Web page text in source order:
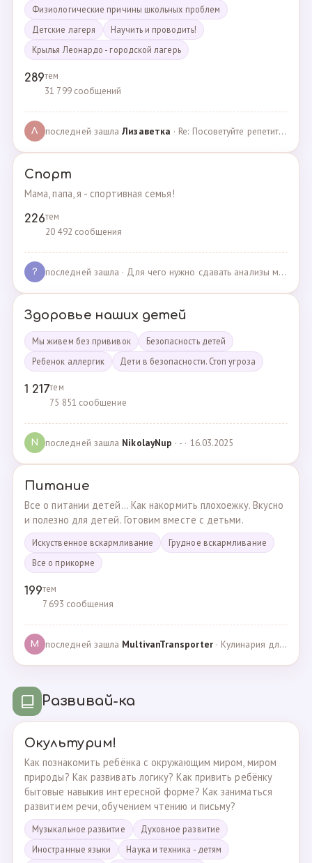
Физиологические причины школьных проблем
Детские лагеря
Научить и проводить!
Крылья Леонардо - городской лагерь
289тем
31 799 сообщений
Л последней зашлаЛизаветка · Re: Посоветуйте репетитора по английскому · 27.11.2024
Спорт
Мама, папа, я - спортивная семья!
226тем
20 492 сообщения
? последней зашла · Для чего нужно сдавать анализы мочи спортсменам? · 03.05.2025
Здоровье наших детей
Мы живем без прививок
Безопасность детей
Ребенок аллергик
Дети в безопасности. Стоп угроза
1 217тем
75 851 сообщение
N последней зашла NikolayNup · - · 16.03.2025
Питание
Все о питании детей... Как накормить плохоежку. Вкусно
и полезно для детей. Готовим вместе с детьми.
Искуственное вскармливание
Грудное вскармливание
Все о прикорме
199тем
7 693 сообщения
M последней зашла MultivanTransporter· Кулинария для более старших · 24.10.2024
Развивай-ка
Окультурим!
Как познакомить ребёнка с окружающим миром, миром
природы? Как развивать логику? Как привить ребёнку
бытовые навыкив интересной форме? Как заниматься
развитием речи, обучением чтению и письму?
Музыкальное развитие
Духовное развитие
Иностранные языки
Наука и техника - детям